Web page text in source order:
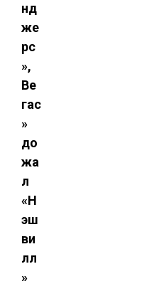
нд
же
рс
»,
Ве
гас
»
до
жа
л
«Н
эш
ви
лл
»